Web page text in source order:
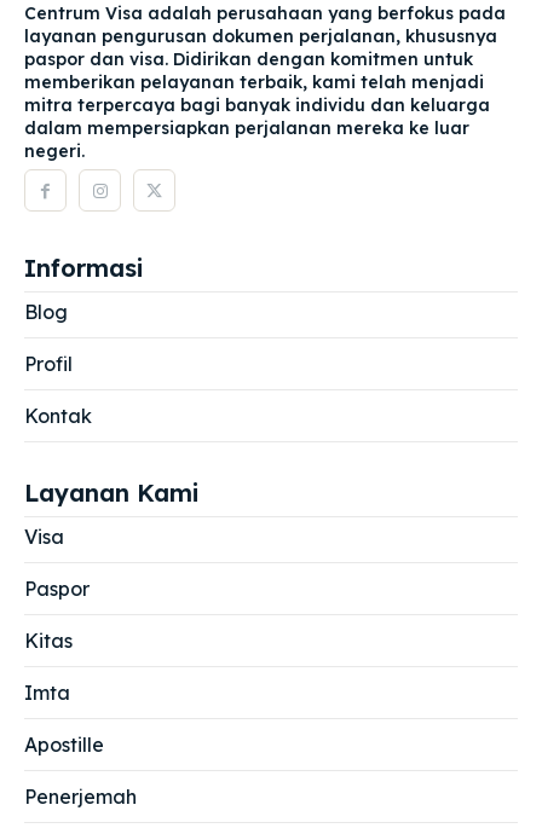
Centrum Visa adalah perusahaan yang berfokus pada
layanan pengurusan dokumen perjalanan, khususnya
paspor dan visa. Didirikan dengan komitmen untuk
memberikan pelayanan terbaik, kami telah menjadi
mitra terpercaya bagi banyak individu dan keluarga
dalam mempersiapkan perjalanan mereka ke luar
negeri.
Informasi
Blog
Profil
Kontak
Layanan Kami
Visa
Paspor
Kitas
Imta
Apostille
Penerjemah